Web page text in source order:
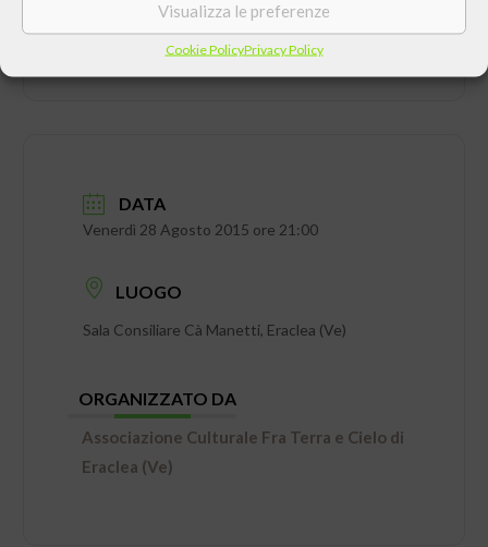
Visualizza le preferenze
Cookie PolicyPrivacy Policy
DATA
Venerdì 28 Agosto 2015 ore 21:00
LUOGO
Sala Consiliare Cà Manetti, Eraclea (Ve)
ORGANIZZATO DA
Associazione Culturale Fra Terra e Cielo di
Eraclea (Ve)